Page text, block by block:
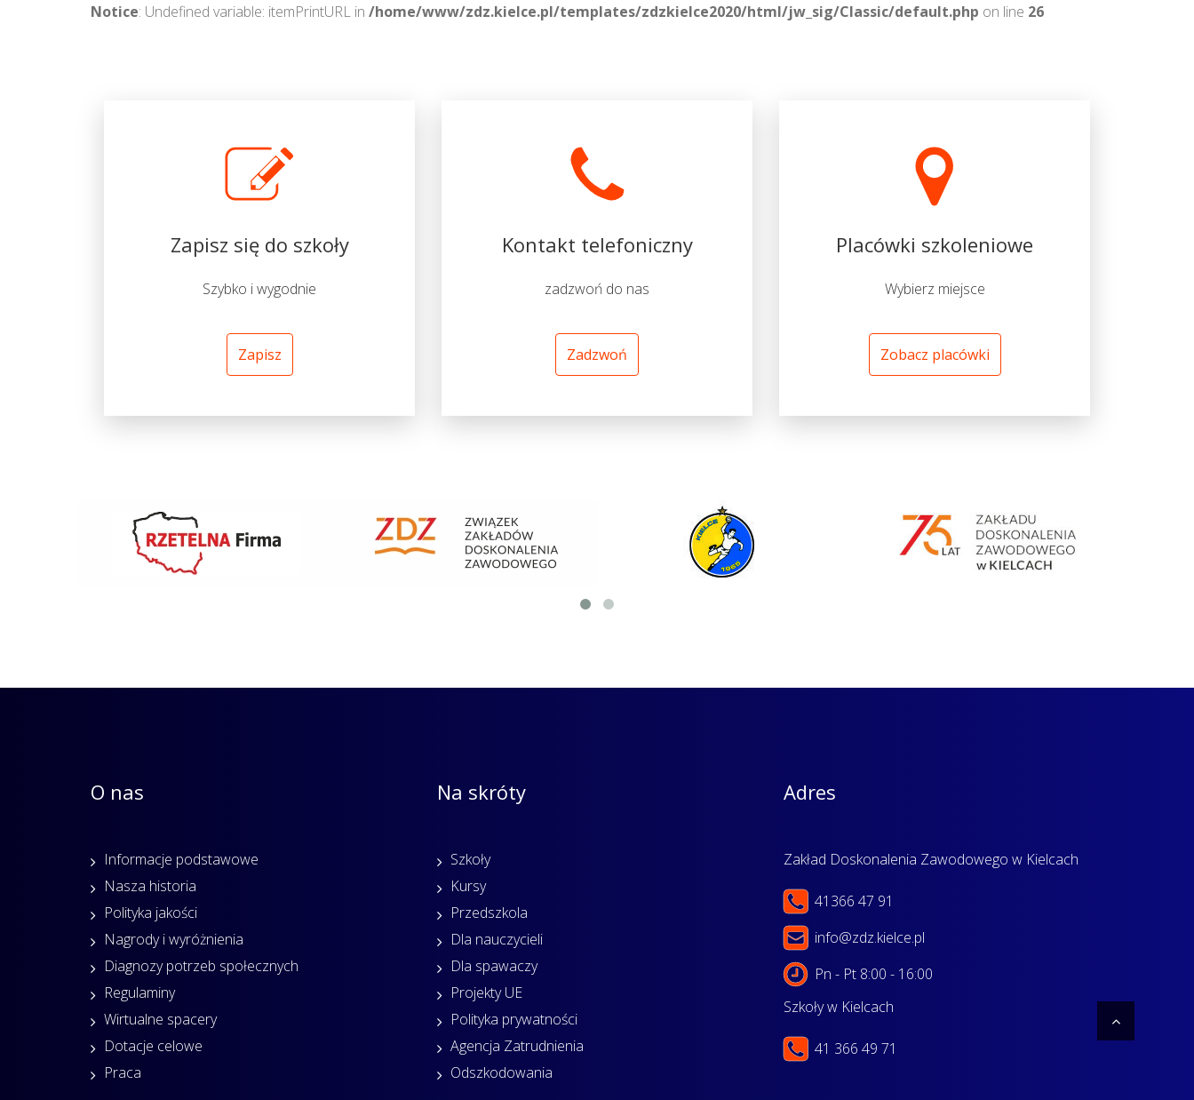
Notice: Undefined variable: itemPrintURL in /home/www/zdz.kielce.pl/templates/zdzkielce2020/html/jw_sig/Classic/default.php on line 26
Zapisz się do szkoły
Szybko i wygodnie
Zapisz
Kontakt telefoniczny
zadzwoń do nas
Zadzwoń
Placówki szkoleniowe
Wybierz miejsce
Zobacz placówki
O nas
Informacje podstawowe
Nasza historia
Polityka jakości
Nagrody i wyróżnienia
Diagnozy potrzeb społecznych
Regulaminy
Wirtualne spacery
Dotacje celowe
Praca
Na skróty
Szkoły
Kursy
Przedszkola
Dla nauczycieli
Dla spawaczy
Projekty UE
Polityka prywatności
Agencja Zatrudnienia
Odszkodowania
Adres
Zakład Doskonalenia Zawodowego w Kielcach
41366 47 91
info@zdz.kielce.pl
Pn - Pt 8:00 - 16:00
Szkoły w Kielcach
41 366 49 71